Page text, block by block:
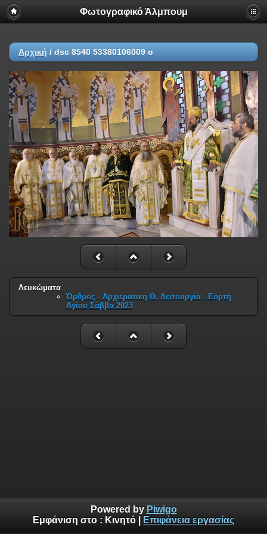
Φωτογραφικό Άλμπουμ
Αρχική / dsc 8540 53380106009 o
Λευκώματα
Όρθρος - Αρχιερατική Θ. Λειτουργία - Εορτή
Αγίου Σάββα 2023
Powered by Piwigo
Εμφάνιση στο : Κινητό Επιφάνεια εργασίας